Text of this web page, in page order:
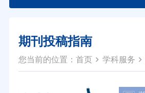
期刊投稿指南
您当前的位置： 首页 学科服务